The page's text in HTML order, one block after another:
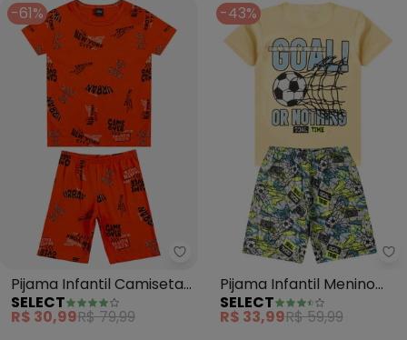
-61%
Select - Pijama Infantil
Pijama Infantil Camiseta
e Bermuda (Laranja)
SELECT
R$ 30,99R$ 79,99
-43%
Pijama Infantil Menino
Brilha no Escuro
(Amarelo)
SELECT
R$ 33,99R$ 59,99